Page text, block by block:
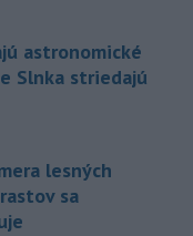
astronomické
Slnka striedajú
lesných
sa